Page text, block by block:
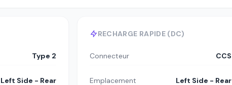
Type 2
Left Side - Rear
RECHARGE RAPIDE (DC)
Connecteur CCS
Emplacement Left Side - Rear